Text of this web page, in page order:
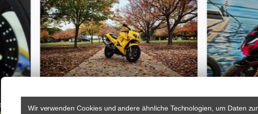
Wir verwenden Cookies und andere ähnliche Technologien, um Daten